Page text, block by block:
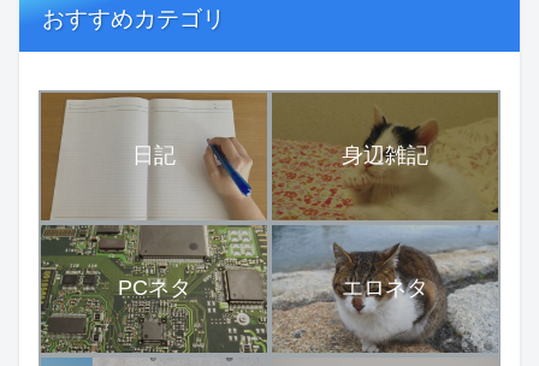
おすすめカテゴリ
日記 身辺雑記
PCネタ エロネタ